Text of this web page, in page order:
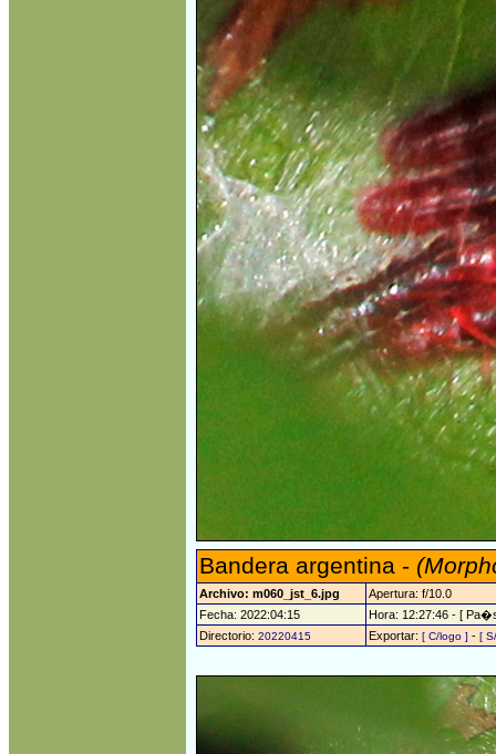
Bandera argentina -
Archivo: m060_jst_6.jpg
Apertura: f/10.0
Fecha: 2022:04:15
Hora: 12:27:46 - [
Directorio: 20220415 Exportar: [ C/logo ] - [